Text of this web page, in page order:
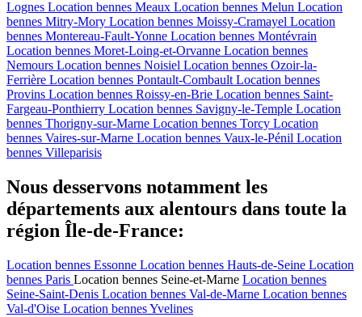
Lognes Location bennes Meaux Location bennes Melun Location
bennes Mitry-Mory Location bennes Moissy-Cramayel Location
bennes Montereau-Fault-Yonne Location bennes Montévrain
Location bennes Moret-Loing-et-Orvanne Location bennes
Nemours Location bennes Noisiel Location bennes Ozoir-la-
Ferrière Location bennes Pontault-Combault Location bennes
Provins Location bennes Roissy-en-Brie Location bennes Saint-
Fargeau-Ponthierry Location bennes Savigny-le-Temple Location
bennes Thorigny-sur-Marne Location bennes Torcy Location
bennes Vaires-sur-Marne Location bennes Vaux-le-Pénil Location
bennes Villeparisis
Nous desservons notamment les
départements aux alentours dans toute la
région Île-de-France:
Location bennes Essonne Location bennes Hauts-de-Seine Location
bennes Paris Location bennes Seine-et-Marne Location bennes
Seine-Saint-Denis Location bennes Val-de-Marne Location bennes
Val-d'Oise Location bennesYvelines